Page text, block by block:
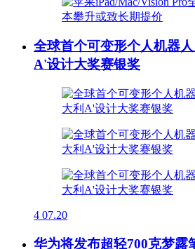
全球首个可变形个人机器
A'设计大奖赛银奖
4 07.20
华为将发布超轻700克梦露